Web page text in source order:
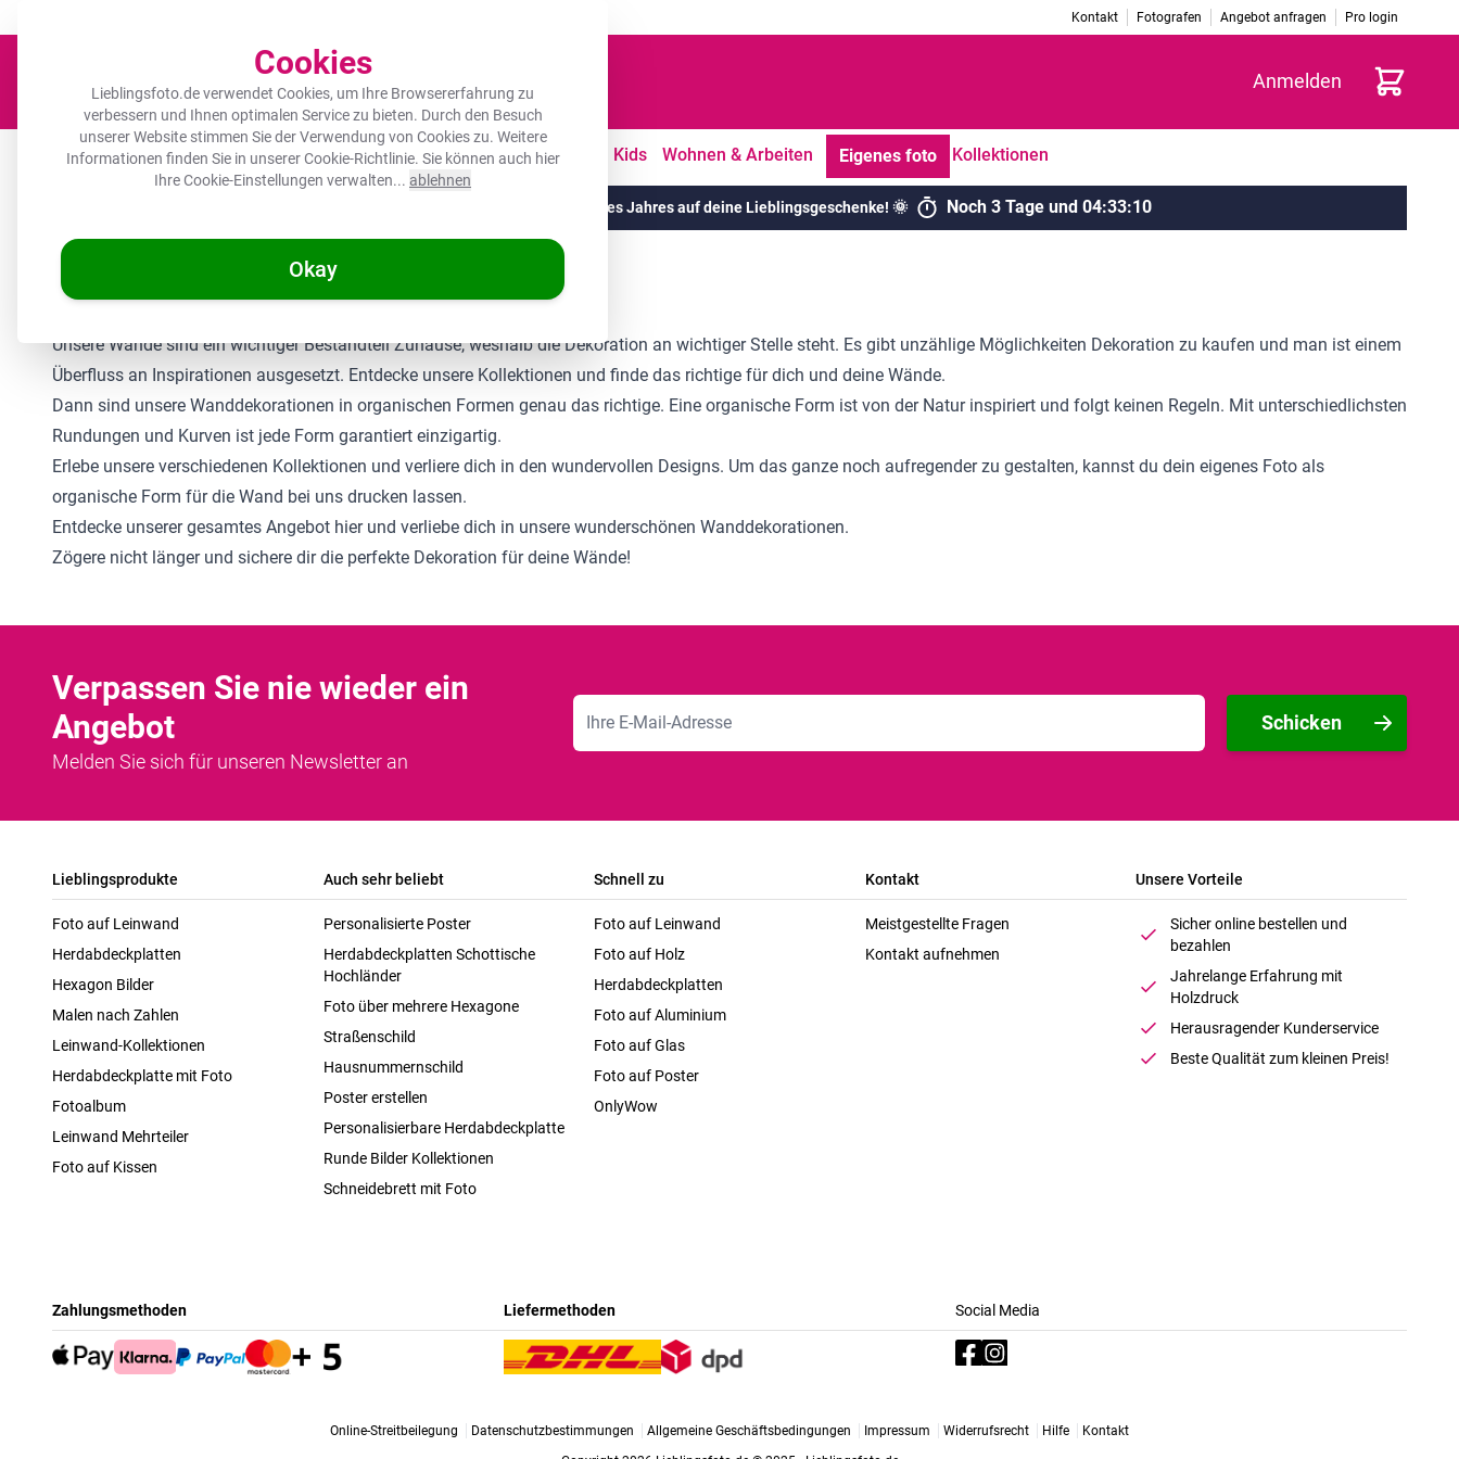
Cookies
Lieblingsfoto.de verwendet Cookies, um Ihre Browsererfahrung zu
verbessern und Ihnen optimalen Service zu bieten. Durch den Besuch
unserer Website stimmen Sie der Verwendung von Cookies zu. Weitere
Informationen finden Sie in unsererCookie-Richtlinie. Sie können auch hier
Ihre Cookie-Einstellungen verwalten... ablehnen
Okay
Kontakt Fotografen Angebot anfragen Pro login
Anmelden Warenkorb
Leinwand Herdabdeckplatte Wanddeko Küche Outdoor Freizeit Kids Wohnen & Arbeiten Eigenes foto Kollektionen
Die höchsten Rabatte des Jahres auf deine Lieblingsgeschenke! 🌞 Noch 3 Tage und 04:33:10
Lieblingsfoto.de Organische Form Kollektionen
Unsere Wände sind ein wichtiger Bestandteil Zuhause, weshalb die Dekoration an wichtiger Stelle steht. Es gibt unzählige Möglichkeiten Dekoration zu kaufen und man ist einem
Überfluss an Inspirationen ausgesetzt. Entdecke unsere Kollektionen und finde das richtige für dich und deine Wände.
Dann sind unsere Wanddekorationen in organischen Formen genau das richtige. Eine organische Form ist von der Natur inspiriert und folgt keinen Regeln. Mit unterschiedlichsten
Rundungen und Kurven ist jede Form garantiert einzigartig.
Erlebe unsere verschiedenen Kollektionen und verliere dich in den wundervollen Designs. Um das ganze noch aufregender zu gestalten, kannst du dein eigenes Foto als
organische Form für die Wand bei uns drucken lassen.
Entdecke unserergesamtes Angebot hier und verliebe dich in unsere wunderschönen Wanddekorationen.
Zögere nicht länger und sichere dir die perfekte Dekoration für deine Wände!
Verpassen Sie nie wieder ein
Angebot
Melden Sie sich für unseren Newsletter an
E-Mailadresse
Schicken
Lieblingsprodukte
Foto auf Leinwand
Herdabdeckplatten
Hexagon Bilder
Malen nach Zahlen
Leinwand-Kollektionen
Herdabdeckplatte mit Foto
Fotoalbum
Leinwand Mehrteiler
Foto auf Kissen
Auch sehr beliebt
Personalisierte Poster
Herdabdeckplatten Schottische
Hochländer
Foto über mehrere Hexagone
Straßenschild
Hausnummernschild
Poster erstellen
Personalisierbare Herdabdeckplatte
Runde Bilder Kollektionen
Schneidebrett mit Foto
Schnell zu
Foto auf Leinwand
Foto auf Holz
Herdabdeckplatten
Foto auf Aluminium
Foto auf Glas
Foto auf Poster
OnlyWow
Kontakt
Meistgestellte Fragen
Kontakt aufnehmen
Unsere Vorteile
Sicher online bestellen und
bezahlen
Jahrelange Erfahrung mit
Holzdruck
Herausragender Kunderservice
Beste Qualität zum kleinen Preis!
Zahlungsmethoden Liefermethoden Social Media
Online-Streitbeilegung Datenschutzbestimmungen Allgemeine Geschäftsbedingungen Impressum Widerrufsrecht Hilfe
Kontakt